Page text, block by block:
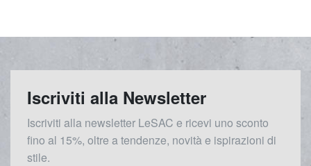
Iscriviti alla Newsletter
Iscriviti alla newsletter LeSAC e ricevi uno sconto
fino al 15%, oltre a tendenze, novità e ispirazioni di
stile.